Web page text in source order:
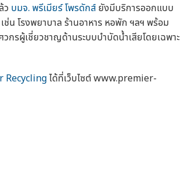
ว บมจ. พรีเมียร์ โพรดักส์ ยังมีบริการออกแบบ
ช่น โรงพยาบาล ร้านอาหาร หอพัก ฯลฯ พร้อม
กรผู้เชี่ยวชาญด้านระบบบำบัดน้ำเสียโดยเฉพาะ
Recyclingได้ที่เว็บไซต์ www.premier-